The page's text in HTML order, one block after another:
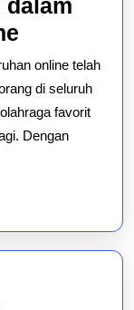
dalam
Inovasi
terbaru
dalam
teknologi
online telah
di seluruh
favorit
Dengan